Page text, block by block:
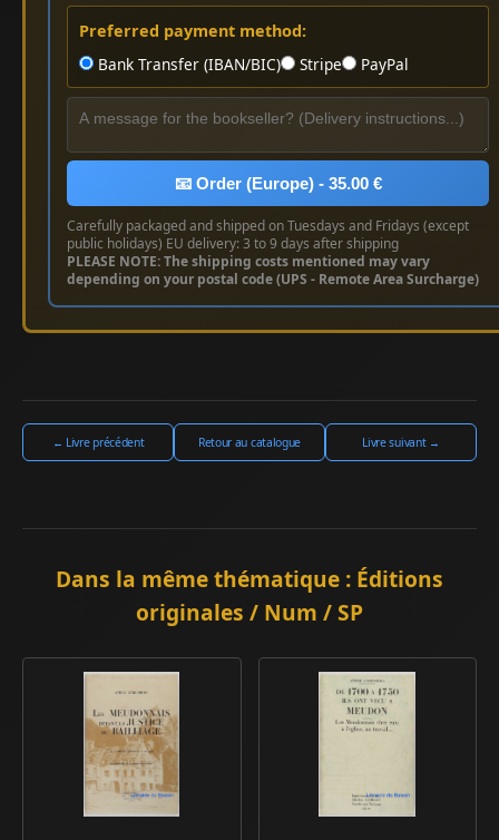
Preferred payment method:
Bank Transfer (IBAN/BIC)
Stripe PayPal
📧 Order (Europe) - 35.00 €
Carefully packaged and shipped on Tuesdays and Fridays (except
public holidays) EU delivery: 3 to 9 days after shipping
PLEASE NOTE: The shipping costs mentioned may vary
depending on your postal code (UPS - Remote Area Surcharge)
← Livre précédent Retour au catalogue Livre suivant →
Dans la même thématique : Éditions
originales / Num / SP